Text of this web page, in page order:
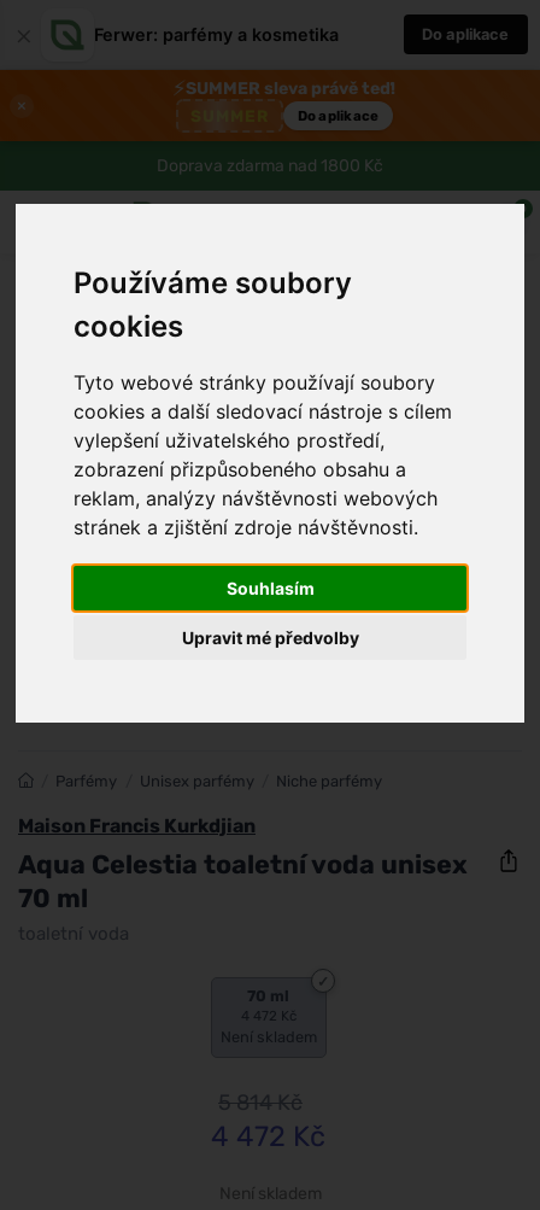
Používáme soubory
cookies
Tyto webové stránky používají soubory
cookies a další sledovací nástroje s cílem
vylepšení uživatelského prostředí,
zobrazení přizpůsobeného obsahu a
reklam, analýzy návštěvnosti webových
stránek a zjištění zdroje návštěvnosti.
Souhlasím
Upravit mé předvolby
Ferwer: parfémy a kosmetika Do aplikace
×
⚡SUMMER sleva právě teď!
Do aplikace
Doprava zdarma nad 1800 Kč
0
Parfémy Unisex parfémy Niche parfémy
Maison Francis Kurkdjian
Aqua Celestia toaletní voda unisex
70 ml
toaletní voda
70 ml
4 472 Kč
Není skladem
5 814Kč
4 472 Kč
Není skladem